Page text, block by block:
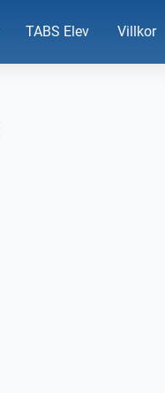
TABS Elev Villkor